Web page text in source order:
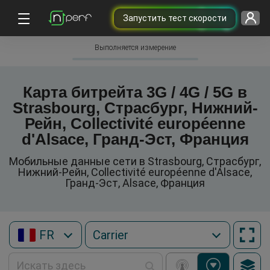
Запустить тест скорости
Выполняется измерение
Карта битрейта 3G / 4G / 5G в
Strasbourg, Страсбург, Нижний-
Рейн, Collectivité européenne
d'Alsace, Гранд-Эст, Франция
Мобильные данные сети в Strasbourg, Страсбург,
Нижний-Рейн, Collectivité européenne d'Alsace,
Гранд-Эст, Alsace, Франция
FR